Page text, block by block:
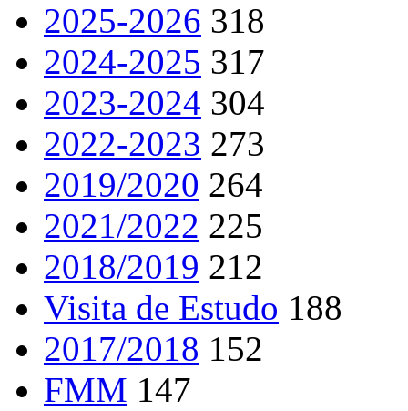
2025-2026 318
2024-2025 317
2023-2024 304
2022-2023 273
2019/2020 264
2021/2022 225
2018/2019 212
Visita de Estudo 188
2017/2018 152
FMM 147